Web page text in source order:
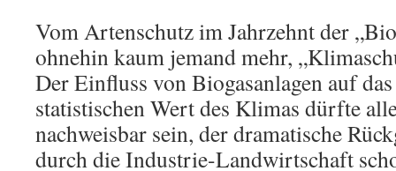
Vom Artenschutz im Jahrzehnt der
ohnehin kaum jemand mehr,
Der Einfluss von Biogasanlagen auf
statistischen Wert des Klimas dürfte
nachweisbar sein, der dramatische
durch die Industrie-Landwirtschaft